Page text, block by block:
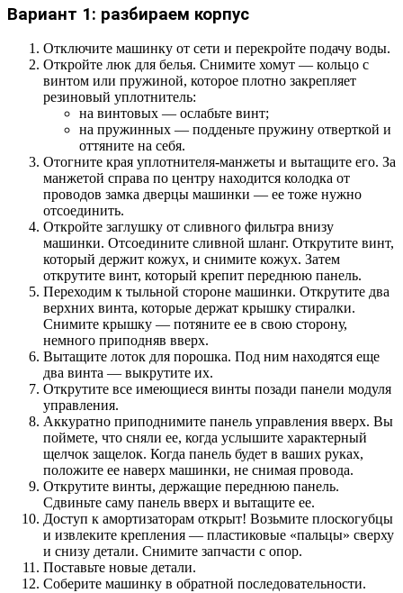
Вариант 1: разбираем корпус
Отключите машинку от сети и перекройте подачу воды.
Откройте люк для белья. Снимите хомут — кольцо с
винтом или пружиной, которое плотно закрепляет
резиновый уплотнитель:
на винтовых — ослабьте винт;
на пружинных — подденьте пружину отверткой и
оттяните на себя.
Отогните края уплотнителя-манжеты и вытащите его. За
манжетой справа по центру находится колодка от
проводов замка дверцы машинки — ее тоже нужно
отсоединить.
Откройте заглушку от сливного фильтра внизу
машинки. Отсоедините сливной шланг. Открутите винт,
который держит кожух, и снимите кожух. Затем
открутите винт, который крепит переднюю панель.
Переходим к тыльной стороне машинки. Открутите два
верхних винта, которые держат крышку стиралки.
Снимите крышку — потяните ее в свою сторону,
немного приподняв вверх.
Вытащите лоток для порошка. Под ним находятся еще
два винта — выкрутите их.
Открутите все имеющиеся винты позади панели модуля
управления.
Аккуратно приподнимите панель управления вверх. Вы
поймете, что сняли ее, когда услышите характерный
щелчок защелок. Когда панель будет в ваших руках,
положите ее наверх машинки, не снимая провода.
Открутите винты, держащие переднюю панель.
Сдвиньте саму панель вверх и вытащите ее.
Доступ к амортизаторам открыт! Возьмите плоскогубцы
и извлеките крепления — пластиковые «пальцы» сверху
и снизу детали. Снимите запчасти с опор.
Поставьте новые детали.
Соберите машинку в обратной последовательности.